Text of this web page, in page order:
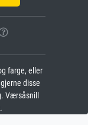
farge, eller
disse
Værsåsnill